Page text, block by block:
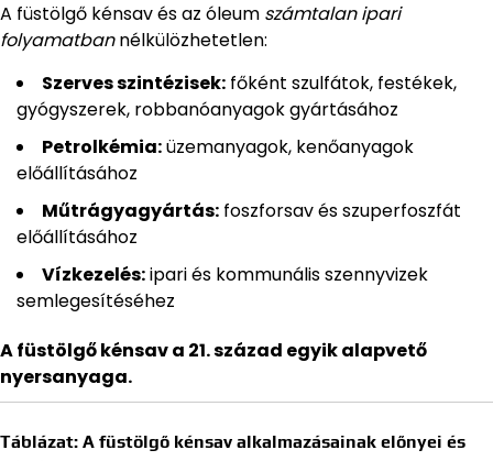
A füstölgő kénsav és az óleum számtalan ipari
folyamatbannélkülözhetetlen:
Szerves szintézisek: főként szulfátok, festékek,
gyógyszerek, robbanóanyagok gyártásához
Petrolkémia:üzemanyagok, kenőanyagok
előállításához
Műtrágyagyártás: foszforsav és szuperfoszfát
előállításához
Vízkezelés:ipari és kommunális szennyvizek
semlegesítéséhez
A füstölgő kénsav a 21. század egyik alapvető
nyersanyaga.
Táblázat: A füstölgő kénsav alkalmazásainak előnyei és